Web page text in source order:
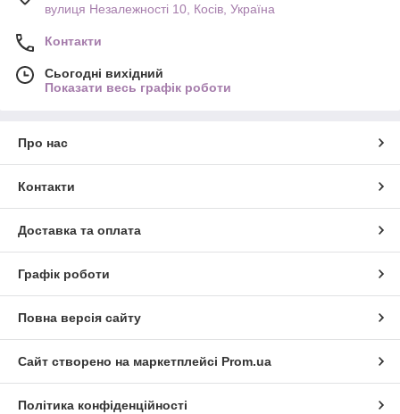
вулиця Незалежності 10, Косів, Україна
Контакти
Сьогодні вихідний
Показати весь графік роботи
Про нас
Контакти
Доставка та оплата
Графік роботи
Повна версія сайту
Сайт створено на маркетплейсі Prom.ua
Політика конфіденційності